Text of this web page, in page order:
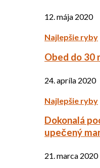
12. mája 2020
Najlepšie ryby
Obed do 30
24. apríla 2020
Najlepšie ryby
Dokonalá
upečený
21. marca 2020